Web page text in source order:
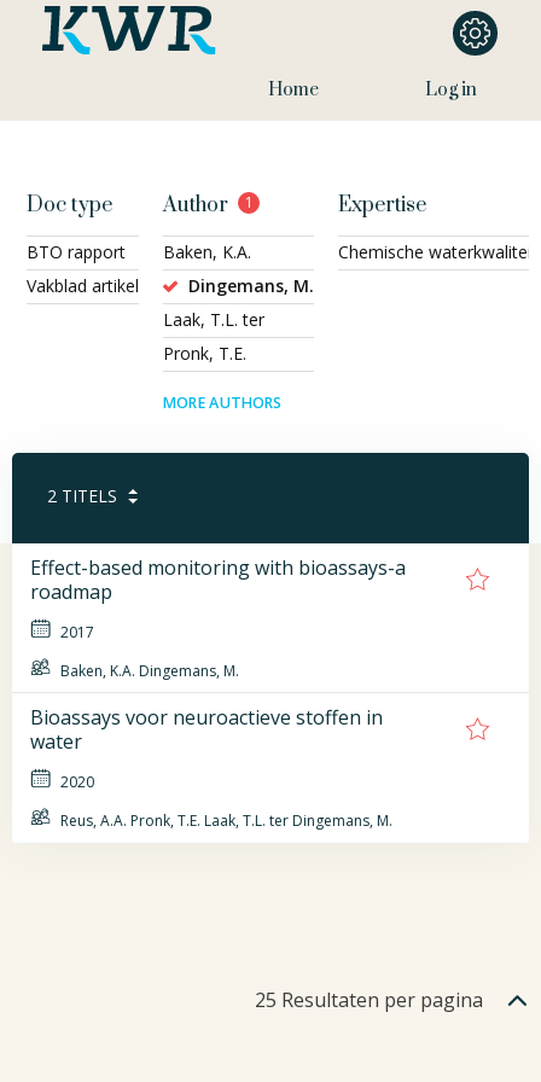
Home Log in
Doc type
BTO rapport
Vakblad artikel
Author 1
Baken, K.A.
Dingemans, M.
Laak, T.L. ter
Pronk, T.E.
MORE AUTHORS
Expertise
Chemische waterkwaliteit
2 TITELS
Effect-based monitoring with bioassays-a
roadmap
2017
Baken, K.A. Dingemans, M.
Bioassays voor neuroactieve stoffen in
water
2020
Reus, A.A. Pronk, T.E. Laak, T.L. ter Dingemans, M.
25 Resultaten per pagina